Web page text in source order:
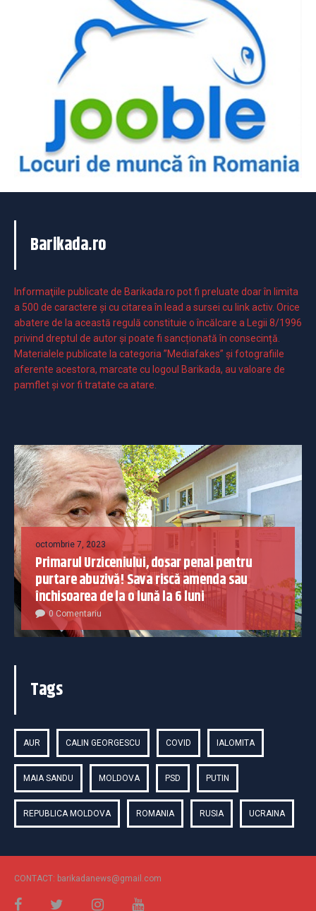
Barikada.ro
Informaţiile publicate de Barikada.ro pot fi preluate doar în limita
a 500 de caractere şi cu citarea în lead a sursei cu link activ. Orice
abatere de la această regulă constituie o încălcare a Legii 8/1996
privind dreptul de autor și poate fi sancționată în consecință.
Materialele publicate la categoria ”Mediafakes” și fotografiile
aferente acestora, marcate cu logoul Barikada, au valoare de
pamflet și vor fi tratate ca atare.
octombrie 7, 2023
Primarul Urziceniului, dosar penal pentru
purtare abuzivă! Sava riscă amenda sau
închisoarea de la o lună la 6 luni
0 Comentariu
Tags
AUR CALIN GEORGESCU COVID IALOMITA
MAIA SANDU MOLDOVA PSD PUTIN
REPUBLICA MOLDOVA ROMANIA RUSIA UCRAINA
CONTACT: barikadanews@gmail.com